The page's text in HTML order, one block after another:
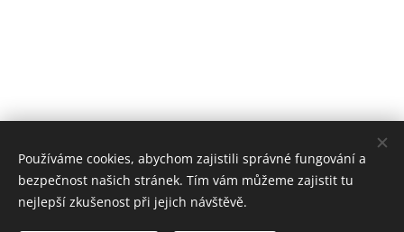
Používáme cookies, abychom zajistili správné fungování a
bezpečnost našich stránek. Tím vám můžeme zajistit tu
nejlepší zkušenost při jejich návštěvě.